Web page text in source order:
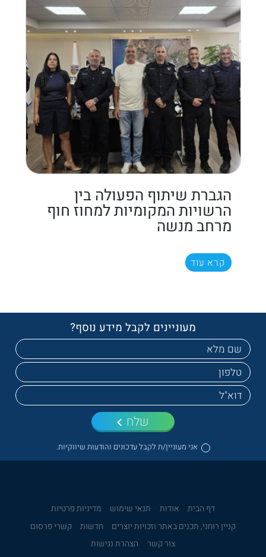
הגברת שיתוף הפעולה בין
הרשויות המקומיות למחוז חוף
מרחב מנשה
קרא עוד
מעוניינים לקבל מידע נוסף?
אני מעוניין/ת לקבל עדכונים והודעות שיווקיות.
שלח
דף הבית אודות תנאי שימוש
מדיניות פרטיות
קניין רוחני, תכנים באתר וזכויות יוצרים
חדשות
קשרי פרסום
צור קשר
הצהרת נגישות